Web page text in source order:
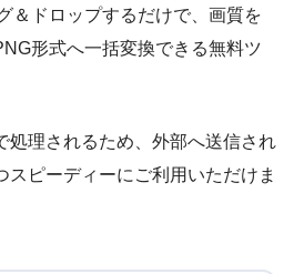
＆ドロップするだけで、画質を
形式へ一括変換できる無料ツ
処理されるため、外部へ送信され
スピーディーにご利用いただけま